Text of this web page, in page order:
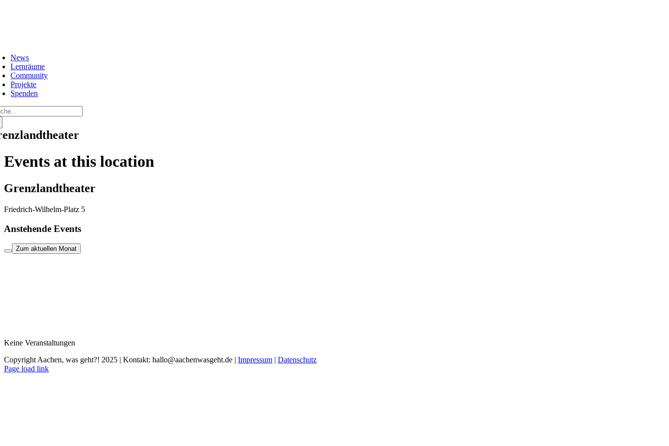
News
Lernräume
Community
Projekte
Spenden
Events at this location
Grenzlandtheater
Friedrich-Wilhelm-Platz 5
Anstehende Events
Zum aktuellen Monat
Keine Veranstaltungen
Copyright Aachen, was geht?! 2025 | Kontakt: hallo@aachenwasgeht.de | Impressum | Datenschutz
Instagram
LinkedIn
Tiktok
YouTube
Page load link